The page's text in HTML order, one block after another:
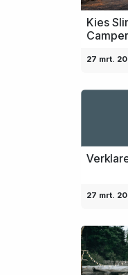
Kies
27 mrt.
27 mrt.